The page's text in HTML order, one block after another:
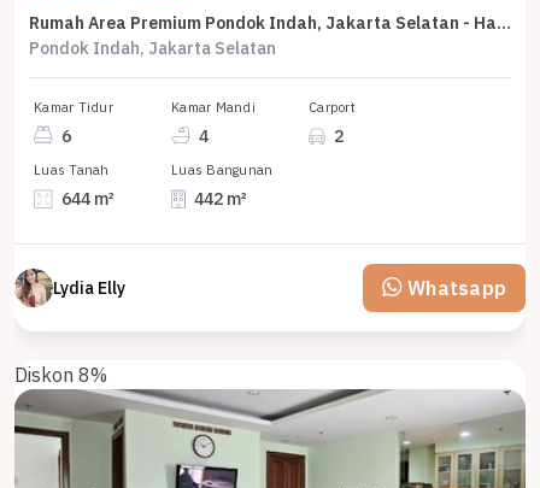
Rumah Area Premium Pondok Indah, Jakarta Selatan - Harga Menarik 23,5 Miliar
Pondok Indah, Jakarta Selatan
Kamar Tidur
6
Kamar Mandi
4
Carport
2
Luas Tanah
644 m²
Luas Bangunan
442 m²
Lydia Elly Whatsapp
Diskon 8%